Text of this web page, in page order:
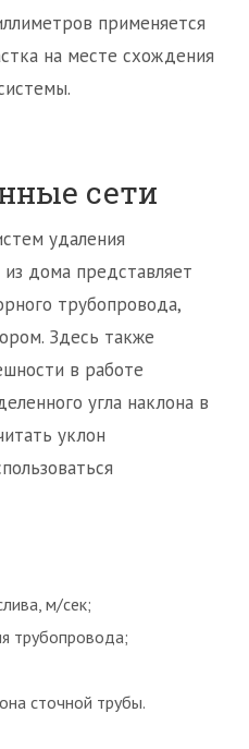
применяется
на месте схождения
сети
удаления
дома представляет
трубопровода,
Здесь также
в работе
угла наклона в
уклон
м/сек;
трубопровода;
сточной трубы.